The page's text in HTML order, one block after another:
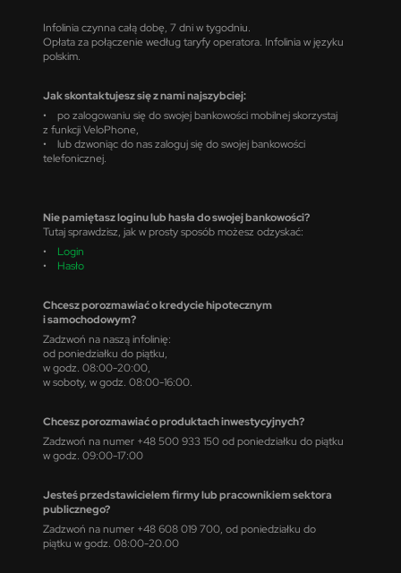
Infolinia czynna całą dobę, 7 dni w tygodniu.
Opłata za połączenie według taryfy operatora. Infolinia w języku
polskim.
Jak skontaktujesz się z nami najszybciej:
• po zalogowaniu się do swojej bankowości mobilnej skorzystaj
z funkcji VeloPhone,
• lub dzwoniąc do nas zaloguj się do swojej bankowości
telefonicznej.
Nie pamiętasz loginu lub hasła do swojej bankowości?
Tutaj sprawdzisz, jak w prosty sposób możesz odzyskać:
• Login
• Hasło
Chcesz porozmawiać o kredycie hipotecznym
i samochodowym?
Zadzwoń na naszą infolinię:
od poniedziałku do piątku,
w godz. 08:00-20:00,
w soboty, w godz. 08:00-16:00.
Chcesz porozmawiać o produktach inwestycyjnych?
Zadzwoń na numer +48 500 933 150 od poniedziałku do piątku
w godz. 09:00-17:00
Jesteś przedstawicielem firmy lub pracownikiem sektora
publicznego?
Zadzwoń na numer +48 608 019 700, od poniedziałku do
piątku w godz. 08:00-20.00